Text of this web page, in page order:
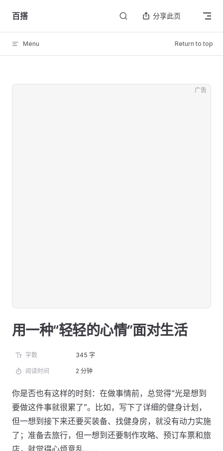
Skip to content
百搭 分享此页
Menu Return to top
广告
用一种“轻轻的心情”面对生活
字数 345 字
阅读时间 2 分钟
你是否也有这样的时刻：在做事情前，总觉得“光是想到
要做这件事就很累了”。比如，写下了详细的健身计划，
但一想到接下来还要买装备、找健身房，就没有动力实施
了；准备去旅行，但一想到还要制作攻略、预订车票和旅
店，就觉得心烦意乱……